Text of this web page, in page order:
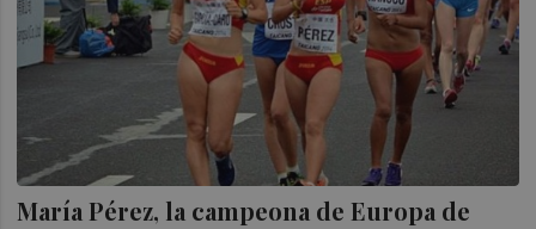
María Pérez, la campeona de Europa de